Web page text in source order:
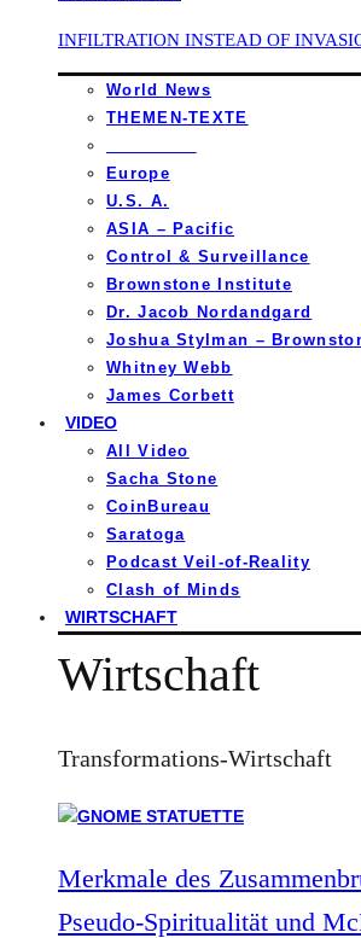
INFILTRATION INSTEAD OF
World News
THEMEN-TEXTE
Europe
U.S. A.
ASIA – Pacific
Control & Surveillance
Brownstone Institute
Dr. Jacob Nordandgard
Joshua Stylman –
Whitney Webb
James Corbett
VIDEO
All Video
Sacha Stone
CoinBureau
Saratoga
Podcast Veil-of-Reality
Clash of Minds
WIRTSCHAFT
Wirtschaft
Transformations-Wirtschaft
Merkmale des
Pseudo-Spiritualität und